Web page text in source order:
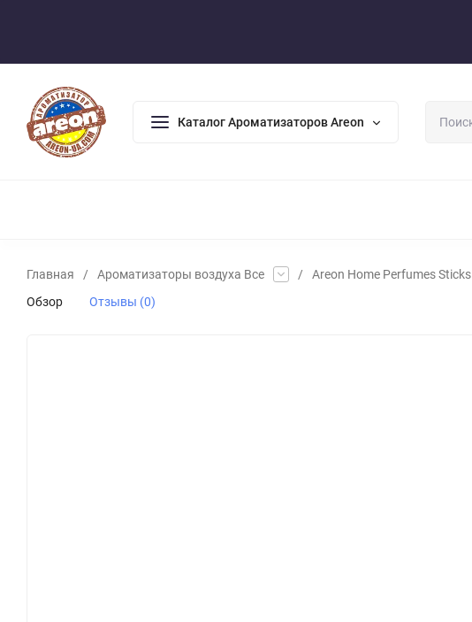
Каталог Ароматизаторов Areon
Главная / Ароматизаторы воздуха Все / Areon Home Perfumes Sticks
Обзор
Отзывы (0)